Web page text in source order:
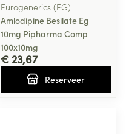
Eurogenerics (EG)
Amlodipine Besilate Eg
10mg Pipharma Comp
100x10mg
€ 23,67
Reserveer